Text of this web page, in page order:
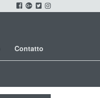
Contatto